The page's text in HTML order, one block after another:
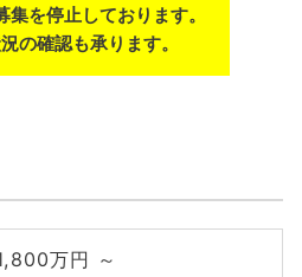
集を停止しております。
の確認も承ります。
万円 ～